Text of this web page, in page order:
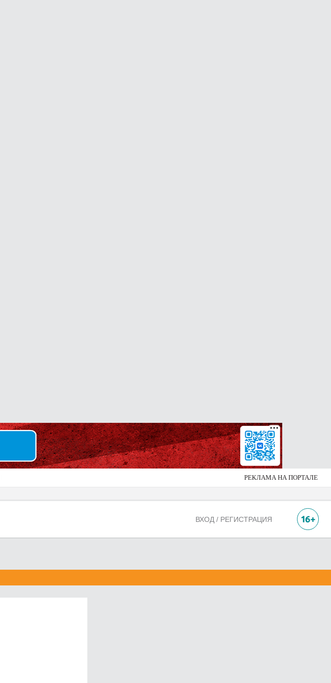
РЕКЛАМА НА ПОРТАЛЕ
ВХОД / РЕГИСТРАЦИЯ